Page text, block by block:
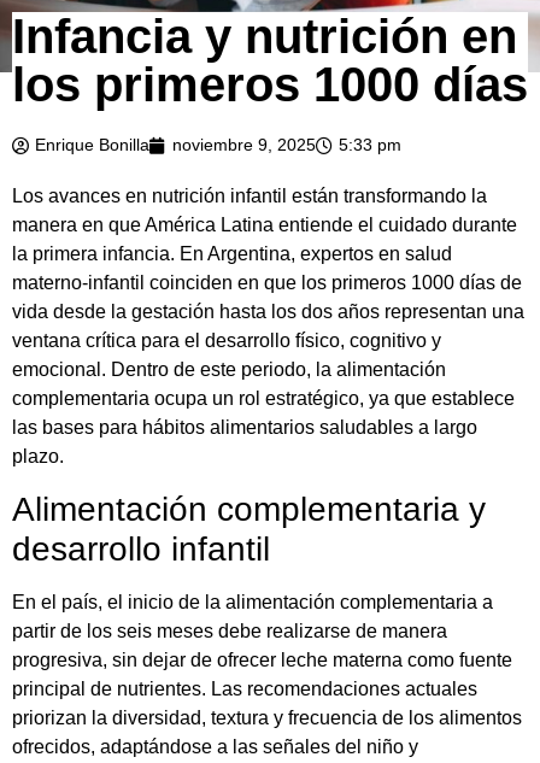
Infancia y nutrición en
los primeros 1000 días
Enrique Bonilla noviembre 9, 2025 5:33 pm
Los avances en nutrición infantil están transformando la
manera en que América Latina entiende el cuidado durante
la primera infancia. En Argentina, expertos en salud
materno-infantil coinciden en que los primeros 1000 días de
vida desde la gestación hasta los dos años representan una
ventana crítica para el desarrollo físico, cognitivo y
emocional. Dentro de este periodo, la alimentación
complementaria ocupa un rol estratégico, ya que establece
las bases para hábitos alimentarios saludables a largo
plazo.
Alimentación complementaria y
desarrollo infantil
En el país, el inicio de la alimentación complementaria a
partir de los seis meses debe realizarse de manera
progresiva, sin dejar de ofrecer leche materna como fuente
principal de nutrientes. Las recomendaciones actuales
priorizan la diversidad, textura y frecuencia de los alimentos
ofrecidos, adaptándose a las señales del niño y